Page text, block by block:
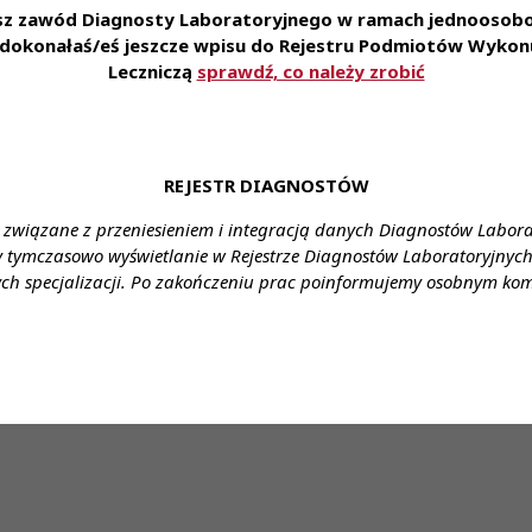
zawód Diagnosty Laboratoryjnego w ramach
eś jeszcze wpisu do Rejestru Podmiotów
Leczniczą sprawdź, co należy zrobić
REJESTR DIAGNOSTÓW
z przeniesieniem i integracją danych Diagnostów
tymczasowo wyświetlanie w Rejestrze Diagnostów
specjalizacji. Po zakończeniu prac poinformujemy osobnym
zmniejszyć liczbę błędów medycznych, poprawić
takie jak błędy medyczne wynikające z
Propozycje zmian obejmują cyfryzację i
medycznego.
pacjentów, redukcja kosztów oraz usprawnienie
liczby farmaceutów w szpitalach, rozwój usług
ma na celu podniesienie jakości opieki
, została zaproszona do udziału w Grupie Roboczej.